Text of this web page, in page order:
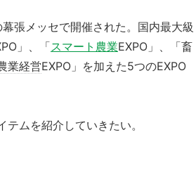
張メッセで開催された。国内最大級
」、「スマート農業EXPO」、「畜
業経営EXPO」を加えた5つのEXPO
ムを紹介していきたい。